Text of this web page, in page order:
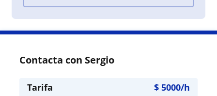
Contacta con Sergio
Tarifa $ 5000/h